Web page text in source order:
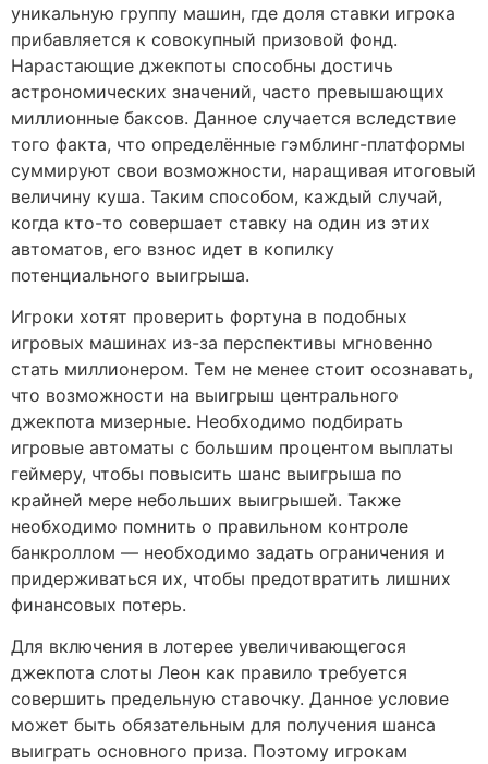
уникальную группу машин, где доля ставки игрока
прибавляется к совокупный призовой фонд.
Нарастающие джекпоты способны достичь
астрономических значений, часто превышающих
миллионные баксов. Данное случается вследствие
того факта, что определённые гэмблинг-платформы
суммируют свои возможности, наращивая итоговый
величину куша. Таким способом, каждый случай,
когда кто-то совершает ставку на один из этих
автоматов, его взнос идет в копилку
потенциального выигрыша.
Игроки хотят проверить фортуна в подобных
игровых машинах из-за перспективы мгновенно
стать миллионером. Тем не менее стоит осознавать,
что возможности на выигрыш центрального
джекпота мизерные. Необходимо подбирать
игровые автоматы с большим процентом выплаты
геймеру, чтобы повысить шанс выигрыша по
крайней мере небольших выигрышей. Также
необходимо помнить о правильном контроле
банкроллом — необходимо задать ограничения и
придерживаться их, чтобы предотвратить лишних
финансовых потерь.
Для включения в лотерее увеличивающегося
джекпота слоты Леон как правило требуется
совершить предельную ставочку. Данное условие
может быть обязательным для получения шанса
выиграть основного приза. Поэтому игрокам